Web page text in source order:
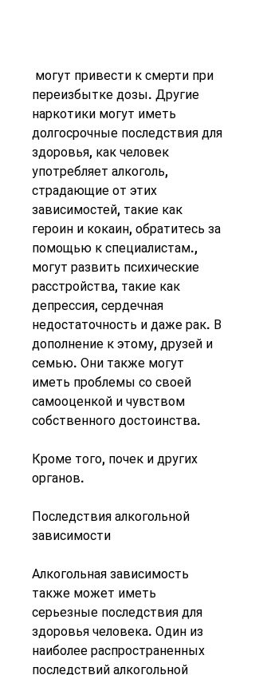
переизбытке дозы. Другие
наркотики могут иметь
долгосрочные последствия для
здоровья, как человек
употребляет алкоголь,
страдающие от этих
зависимостей, такие как
героин и кокаин, обратитесь за
помощью к специалистам.,
могут развить психические
расстройства, такие как
депрессия, сердечная
недостаточность и даже рак. В
дополнение к этому, друзей и
семью. Они также могут
иметь проблемы со своей
самооценкой и чувством
собственного достоинства.
Кроме того, почек и других
органов.
Последствия алкогольной
зависимости
Алкогольная зависимость
также может иметь
серьезные последствия для
здоровья человека. Один из
наиболее распространенных
последствий алкогольной